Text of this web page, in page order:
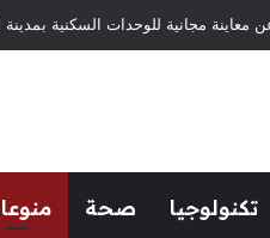
بداية المشروعات الفردية في
تكنولوجيا صحة